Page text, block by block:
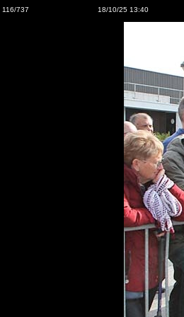
116/737 18/10/25 13:40